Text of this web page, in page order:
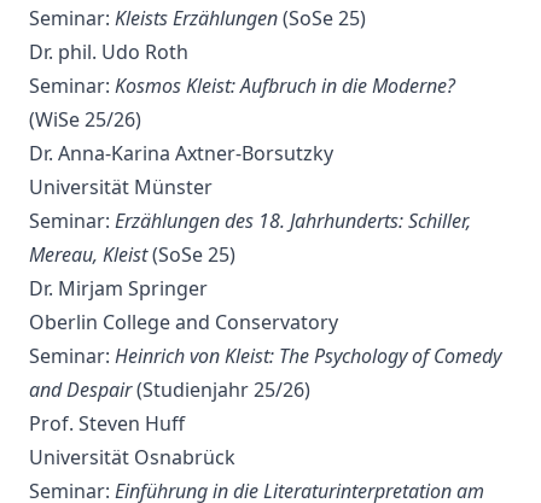
Seminar: Kleists Erzählungen(SoSe 25)
Dr. phil. Udo Roth
Seminar: Kosmos Kleist: Aufbruch in die Moderne?
(WiSe 25/26)
Dr. Anna-Karina Axtner-Borsutzky
Universität Münster
Seminar: Erzählungen des 18. Jahrhunderts: Schiller,
Mereau, Kleist(SoSe 25)
Dr. Mirjam Springer
Oberlin College and Conservatory
Seminar: Heinrich von Kleist: The Psychology of Comedy
and Despair(Studienjahr 25/26)
Prof. Steven Huff
Universität Osnabrück
Seminar: Einführung in die Literaturinterpretation am